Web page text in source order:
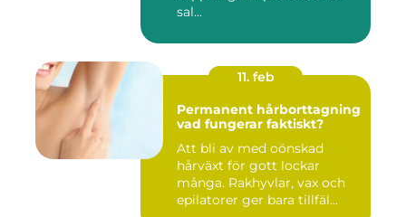
sal...
11. feb
Permanent hårborttagning
vad fungerar faktiskt?
Att bli av med oönskad
hårväxt för gott lockar
många. Rakhyvlar, vax och
epilatorer ger bara tillfäl...